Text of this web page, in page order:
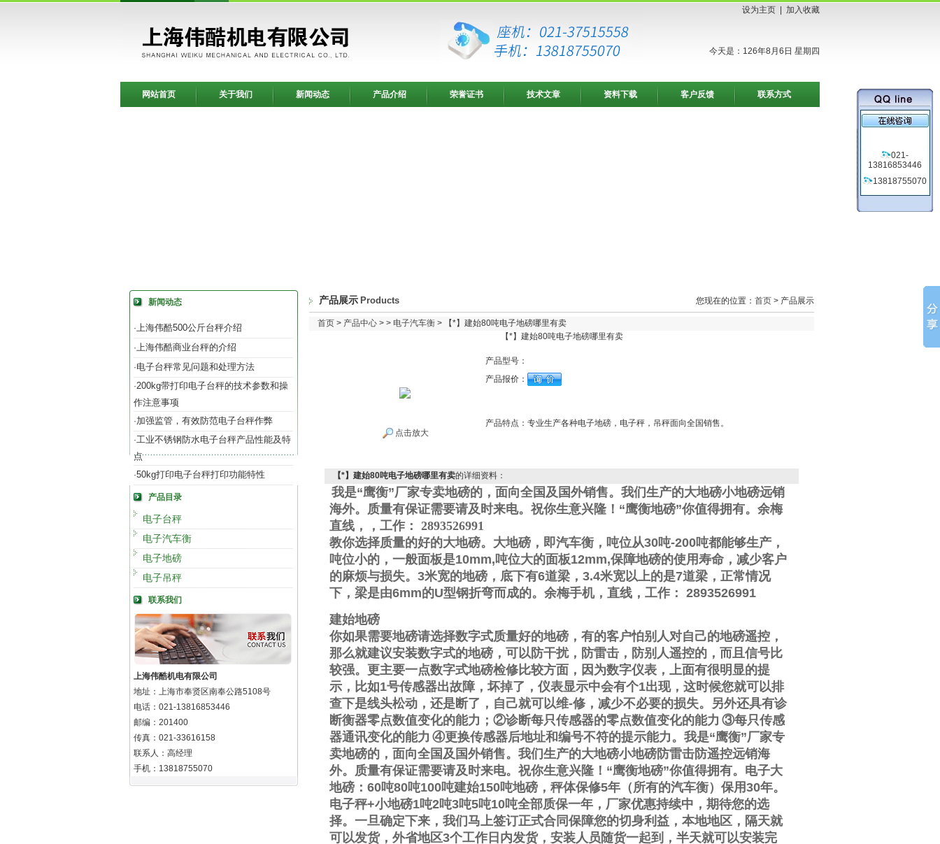
设为主页 加入收藏
今天是：126年8月6日 星期四
网站首页 关于我们 新闻动态 产品介绍 荣誉证书 技术文章 资料下载 客户反馈 联系方式
新闻动态
·上海伟酷500公斤台秤介绍
·上海伟酷商业台秤的介绍
·电子台秤常见问题和处理方法
·200kg带打印电子台秤的技术参数和操
作注意事项
·加强监管，有效防范电子台秤作弊
·工业不锈钢防水电子台秤产品性能及特
点
·50kg打印电子台秤打印功能特性
产品目录
电子台秤
电子汽车衡
电子地磅
电子吊秤
联系我们
上海伟酷机电有限公司
地址：上海市奉贤区南奉公路5108号
电话：021-13816853446
邮编：201400
传真：021-33616158
联系人：高经理
手机：13818755070
产品展示 Products 您现在的位置： 首页 > 产品展示
首页 > 产品中心 > > 电子汽车衡 > 【*】建始80吨电子地磅哪里有卖
【*】建始80吨电子地磅哪里有卖
点击放大
产品型号：
产品报价：
产品特点： 专业生产各种电子地磅，电子秤，吊秤面向全国销售。
【*】建始80吨电子地磅哪里有卖的详细资料：
我是“鹰衡”厂家专卖地磅的，面向全国及国外销售。我们生产的大地磅小地磅远销
海外。质量有保证需要请及时来电。祝你生意兴隆！“鹰衡地磅”你值得拥有。 余梅
直线 ， ，工作 ： 2893526991
教你选择质量的好的大地磅。大地磅，即汽车衡，吨位从30吨-200吨都能够生产，
吨位小的，一般面板是10mm,吨位大的面板12mm,保障地磅的使用寿命，减少客户
的麻烦与损失。 3米宽的地磅，底下有6道梁， 3.4米宽以上的是7道梁，正常情况
下，梁是由6mm的U型钢折弯而成的。 余梅手机，直线 ，工作 ： 2893526991
建始地磅
你如果需要地磅请选择数字式质量好的地磅，有的客户怕别人对自己的地磅遥控，
那么就建议安装数字式的地磅，可以防干扰，防雷击，防别人遥控的，而且信号比
较强。更主要一点数字式地磅检修比较方面，因为数字仪表，上面有很明显的提
示，比如1号传感器出故障，坏掉了，仪表显示中会有个1出现，这时候您就可以排
查下是线头松动，还是断了，自己就可以维-修，减少不必要的损失。另外还具有诊
断衡器零点数值变化的能力； ②诊断每只传感器的零点数值变化的能力 ③每只传感
器通讯变化的能力 ④更换传感器后地址和编号不符的提示能力。我是“鹰衡”厂家专
卖地磅的，面向全国及国外销售。我们生产的大地磅小地磅防雷击防遥控远销海
外。质量有保证需要请及时来电。祝你生意兴隆！ “鹰衡地磅”你值得拥有。电子大
地磅： 60吨80吨100吨建始150吨地磅，秤体保修5年（所有的汽车衡）保用30年。
电子秤+小地磅1吨2吨3吨5吨10吨全部质保一年，厂家优惠持续中，期待您的选
择。一旦确定下来，我们马上签订正式合同保障您的切身利益，本地地区，隔天就
可以发货，外省地区3个工作日内发货，安装人员随货一起到，半天就可以安装完
021-
13816853446
13818755070